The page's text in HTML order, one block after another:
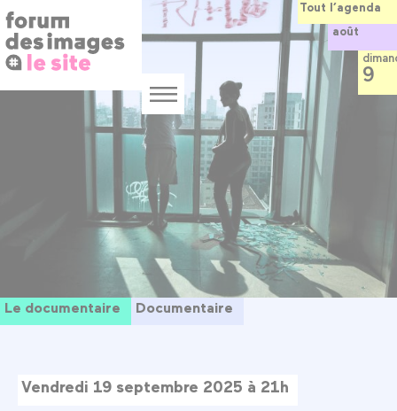
Panneau de gestion des cookies
au
contenu
principal
Menu
Le documentaire Documentaire
Vendredi 19 septembre 2025 à 21h
Tout l’agenda
août
9